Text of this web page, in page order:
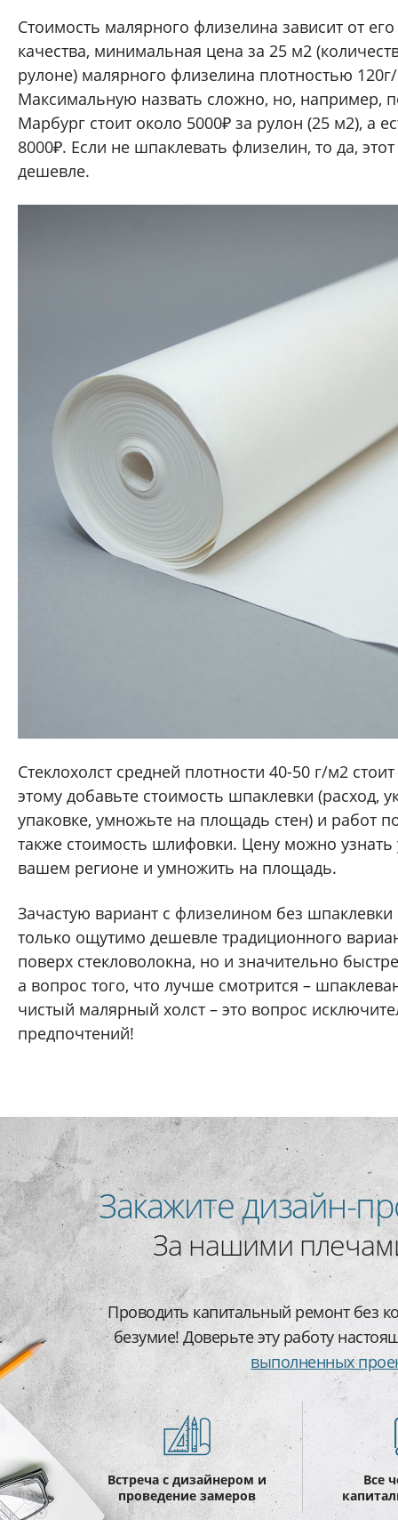
Стоимость малярного флизелина зависит от
качества, минимальная цена за 25 м2
рулоне) малярного флизелина плотностью
Максимальную назвать сложно, но, например,
Марбург стоит около 5000₽ за рулон (25 м2), а
8000₽. Если не шпаклевать флизелин, то да,
дешевле.
Стеклохолст средней плотности 40-50 г/м2
этому добавьте стоимость шпаклевки (расход,
упаковке, умножьте на площадь стен) и работ
также стоимость шлифовки. Цену можно узнать
вашем регионе и умножить на площадь.
Зачастую вариант с флизелином без шпаклевки
только ощутимо дешевле традиционного
поверх стекловолокна, но и значительно
а вопрос того, что лучше смотрится –
чистый малярный холст – это вопрос
предпочтений!
Закажите дизайн-
За нашими
Проводить капитальный ремонт без
безумие! Доверьте эту работу
выполненных
Встреча с дизайнером и
проведение замеров
Все